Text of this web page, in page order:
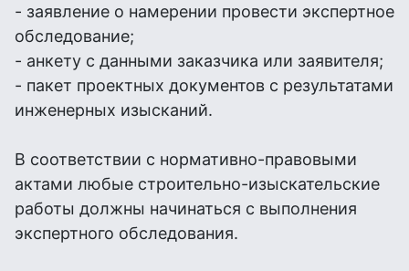
- заявление о намерении провести экспертное
обследование;
- анкету с данными заказчика или заявителя;
- пакет проектных документов с результатами
инженерных изысканий.
В соответствии с нормативно-правовыми
актами любые строительно-изыскательские
работы должны начинаться с выполнения
экспертного обследования.